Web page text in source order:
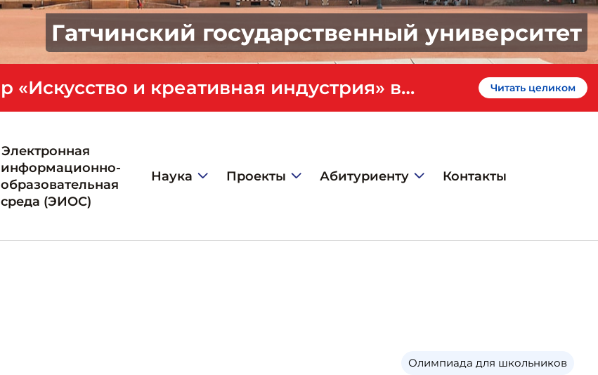
Гатчинский государственный университет
«Профессионалитет» - кластер «Искусство и креативная индустрия» в ГИЭФПТ Читать целиком
Электронная
информационно-
образовательная
среда (ЭИОС)
Наука Проекты Абитуриенту Контакты
Олимпиада для школьников